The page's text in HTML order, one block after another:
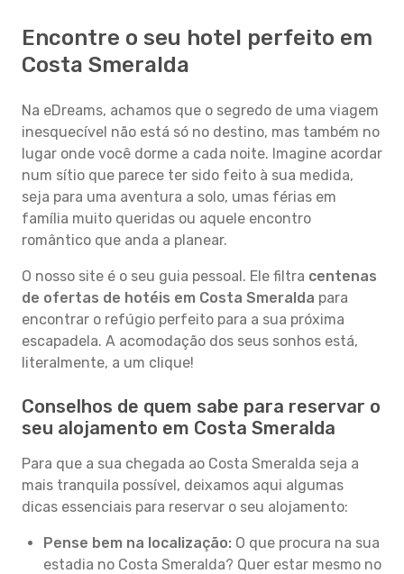
Encontre o seu hotel perfeito em
Costa Smeralda
Na eDreams, achamos que o segredo de uma viagem
inesquecível não está só no destino, mas também no
lugar onde você dorme a cada noite. Imagine acordar
num sítio que parece ter sido feito à sua medida,
seja para uma aventura a solo, umas férias em
família muito queridas ou aquele encontro
romântico que anda a planear.
O nosso site é o seu guia pessoal. Ele filtra centenas
de ofertas de hotéis em Costa Smeralda para
encontrar o refúgio perfeito para a sua próxima
escapadela. A acomodação dos seus sonhos está,
literalmente, a um clique!
Conselhos de quem sabe para reservar o
seu alojamento em Costa Smeralda
Para que a sua chegada ao Costa Smeralda seja a
mais tranquila possível, deixamos aqui algumas
dicas essenciais para reservar o seu alojamento:
Pense bem na localização: O que procura na sua
estadia no Costa Smeralda? Quer estar mesmo no